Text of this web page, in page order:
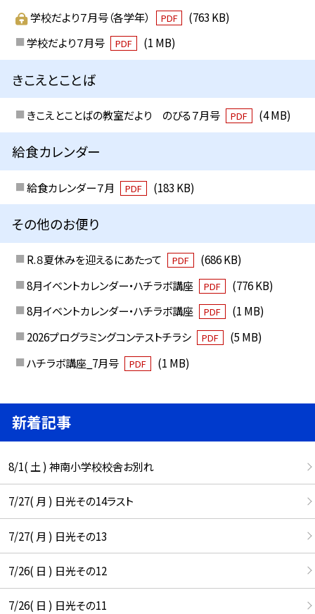
学校だより７月号（各学年）
PDF
(763 KB)
学校だより７月号
PDF (1 MB)
きこえとことば
きこえとことばの教室だより のびる７月号 PDF (4 MB)
給食カレンダー
給食カレンダー７月 PDF (183 KB)
その他のお便り
R.８夏休みを迎えるにあたって PDF
(686 KB)
8月イベントカレンダー・ハチラボ講座
PDF
(776 KB)
8月イベントカレンダー・ハチラボ講座
PDF
(1 MB)
2026プログラミングコンテストチラシ
PDF
(5 MB)
ハチラボ講座_7月号
PDF (1 MB)
新着記事
8/1( 土 ) 神南小学校校舎お別れ
7/27( 月 ) 日光その14ラスト
7/27( 月 ) 日光その13
7/26( 日 ) 日光その12
7/26( 日 ) 日光その11